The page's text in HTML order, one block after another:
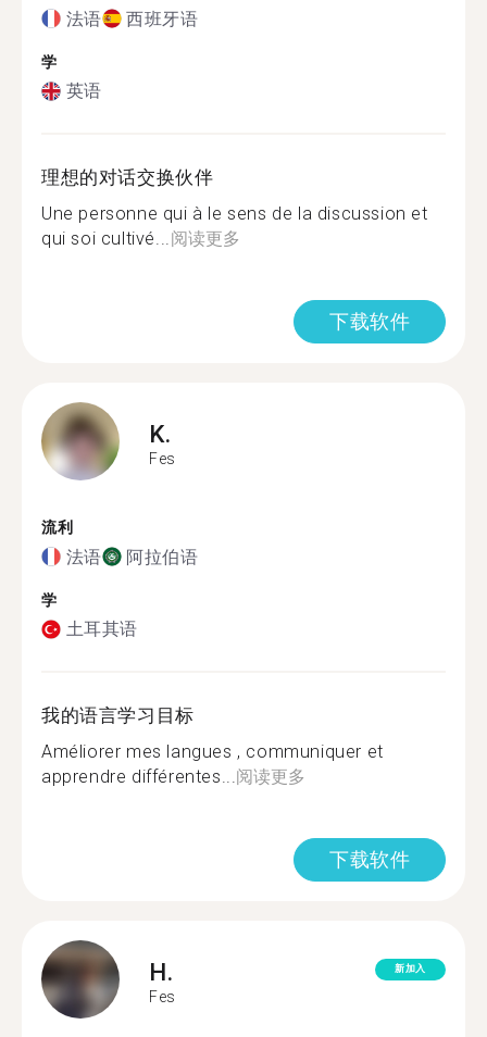
法语 西班牙语
学
英语
理想的对话交换伙伴
Une personne qui à le sens de la discussion et
qui soi cultivé...阅读更多
下载软件
K.
Fes
流利
法语 阿拉伯语
学
土耳其语
我的语言学习目标
Améliorer mes langues , communiquer et
apprendre différentes...阅读更多
下载软件
H.
Fes
新加入